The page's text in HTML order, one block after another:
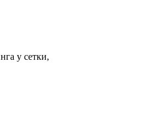
у сетки,